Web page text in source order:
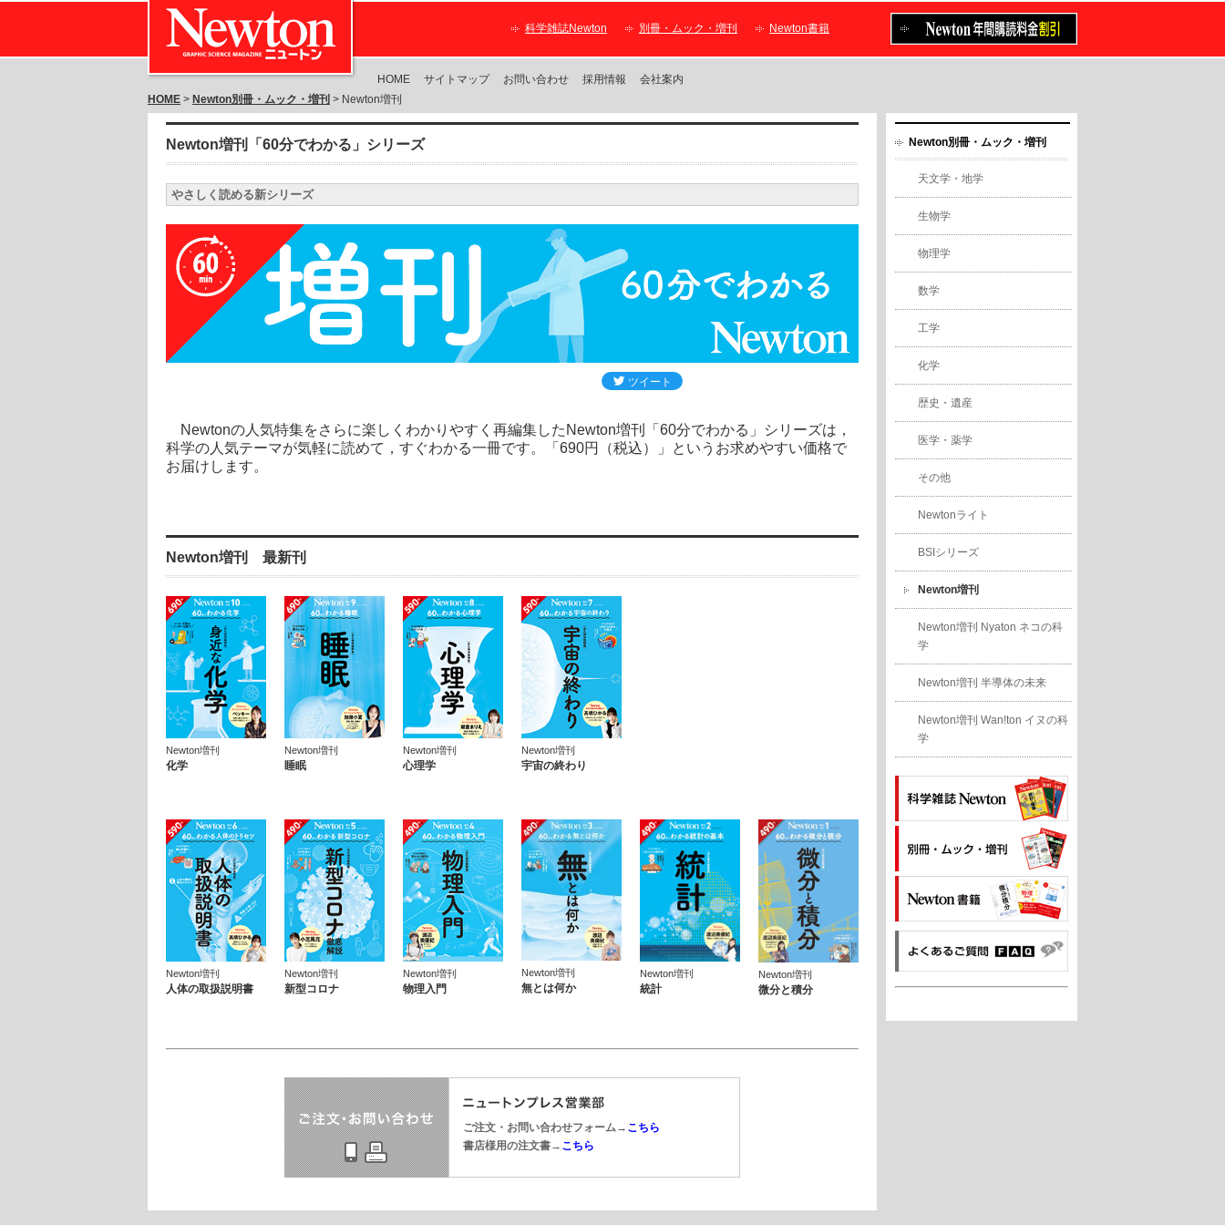
科学雑誌Newton 別冊・ムック・増刊 Newton書籍
HOME サイトマップ お問い合わせ 採用情報
会社案内
HOME > Newton別冊・ムック・増刊 > Newton増刊
Newton増刊「60分でわかる」シリーズ
やさしく読める新シリーズ
Newtonの人気特集をさらに楽しくわかりやすく再編集したNewton増刊「60分でわかる」シリーズは，
科学の人気テーマが気軽に読めて，すぐわかる一冊です。「690円（税込）」というお求めやすい価格で
お届けします。
Newton増刊 最新刊
Newton増刊
化学
Newton増刊
睡眠
Newton増刊
心理学
Newton増刊
宇宙の終わり
Newton増刊
人体の取扱説明書
Newton増刊
新型コロナ
Newton増刊
物理入門
Newton増刊
無とは何か
Newton増刊
統計
Newton増刊
微分と積分
ご注文・お問い合わせフォーム→ こちら
書店様用の注文書→ こちら
Newton別冊・ムック・増刊
天文学・地学
生物学
物理学
数学
工学
化学
歴史・遺産
医学・薬学
その他
Newtonライト
BSIシリーズ
Newton増刊
Newton増刊 Nyaton ネコの科
学
Newton増刊 半導体の未来
Newton増刊 Wan!ton イヌの科
学